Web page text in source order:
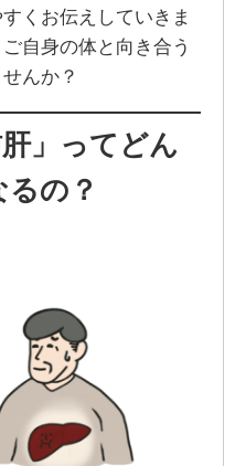
くお伝えしていきま
自身の体と向き合う
んか？
」ってどん
の？